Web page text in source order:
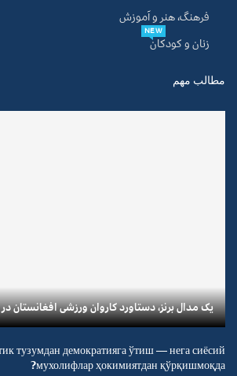
فرهنگ، هنر و آموزش
زنان و کودکان
NEW
مطالب مهم
یک مدال برنز، دستاورد کاروان ورزشی افغانستان در المپیک
тузумдан демократияга ўтиш — нега сиёсий
мухолифлар ҳокимиятдан қўрқишмоқда?